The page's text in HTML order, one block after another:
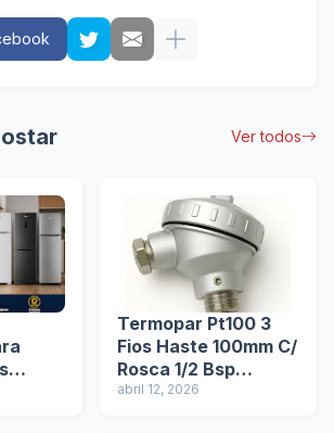
Ver todos
Termopar Pt100 3
Fios Haste 100mm C/
Rosca 1/2 Bsp
Cabeçote: Tudo
abril 12, 2026